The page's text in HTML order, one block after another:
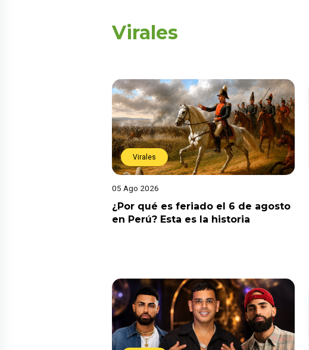
Virales
Virales
05 Ago 2026
¿Por qué es feriado el 6 de agosto
en Perú? Esta es la historia